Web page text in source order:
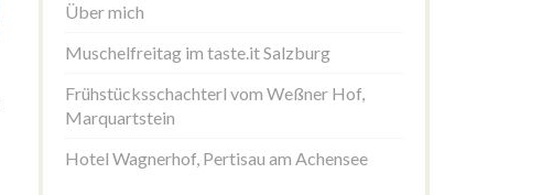
Über mich
Muschelfreitag im taste.it Salzburg
Frühstücksschachterl vom Weßner Hof,
Marquartstein
Hotel Wagnerhof, Pertisau am Achensee